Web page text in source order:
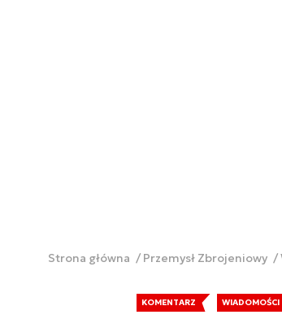
Strona główna Przemysł Zbrojeniowy
KOMENTARZ WIADOMOŚCI